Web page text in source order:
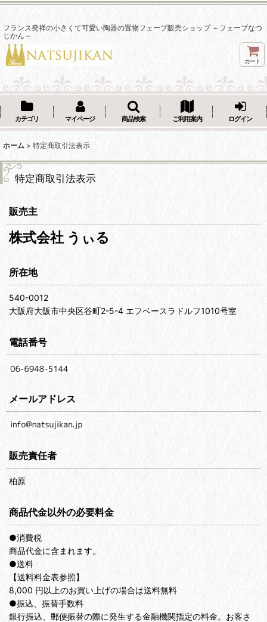
フランス発祥の小さくて可愛い陶器の置物フェーブ販売ショップ ～フェーブなつ
じかん～
カート
カテゴリ マイページ 商品検索 ご利用案内 ログイン
ホーム > 特定商取引法表示
特定商取引法表示
販売主
株式会社 うぃる
所在地
540-0012
大阪府大阪市中央区谷町2-5-4 エフベースラドルフ1010号室
電話番号
メールアドレス
販売責任者
柏原
商品代金以外の必要料金
●消費税
商品代金に含まれます。
●送料
【送料料金表参照】
8,000 円以上のお買い上げの場合は送料無料
●振込、振替手数料
銀行振込、郵便振替の際に発生する金融機関指定の料金。お客さ